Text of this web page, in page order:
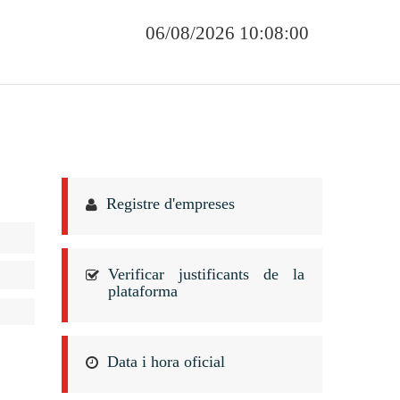
06/08/2026 10:08:00
Registre d'empreses
Verificar justificants de la
plataforma
Data i hora oficial